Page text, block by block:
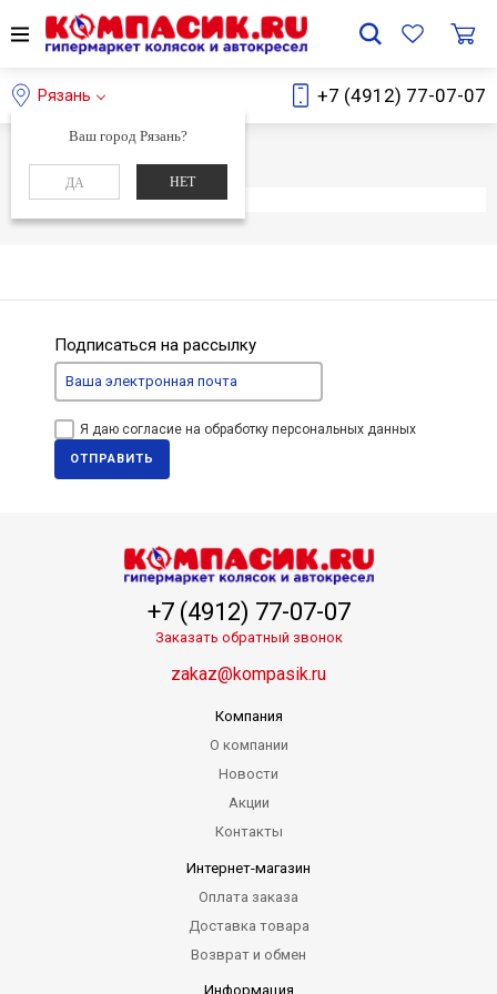
Рязань
Ваш город Рязань?
ДА НЕТ
+7 (4912) 77-07-07
Главная Каталог
Элемент не найден
Подписаться на рассылку
Я даю согласие на обработку персональных данных
ОТПРАВИТЬ
+7 (4912) 77-07-07
Заказать обратный звонок
zakaz@kompasik.ru
Компания
О компании
Новости
Акции
Контакты
Интернет-магазин
Оплата заказа
Доставка товара
Возврат и обмен
Информация